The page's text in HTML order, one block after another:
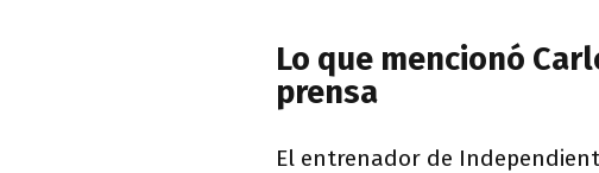
Lo que mencionó
prensa
El entrenador de